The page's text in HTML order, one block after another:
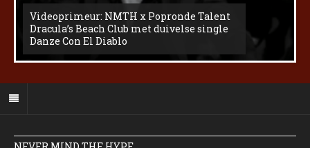
Videoprimeur: NMTH x Popronde Talent
Dracula’s Beach Club met duivelse single
Danze Con El Diablo